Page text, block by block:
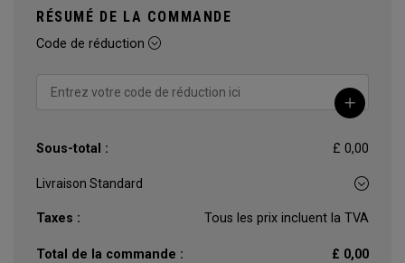
RÉSUMÉ DE LA COMMANDE
Code de réduction
Sous-total : £ 0,00
Taxes : Tous les prix incluent la TVA
Total de la commande : £ 0,00